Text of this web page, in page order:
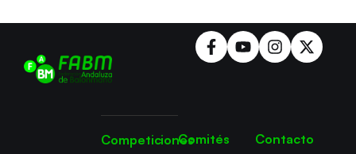
CompeticionesComités
Contacto